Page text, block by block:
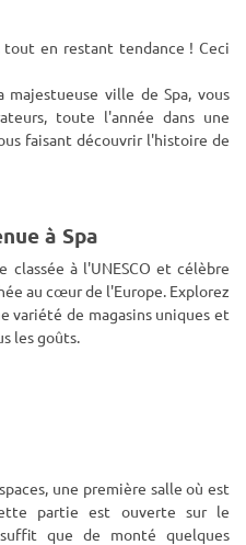
en restant tendance ! Ceci
ville de Spa, vous
toute l'année dans une
faisant découvrir l'histoire de
à Spa
classée à l'UNESCO et célèbre
au cœur de l'Europe. Explorez
variété de magasins uniques et
les goûts.
une première salle où est
partie est ouverte sur le
que de monté quelques